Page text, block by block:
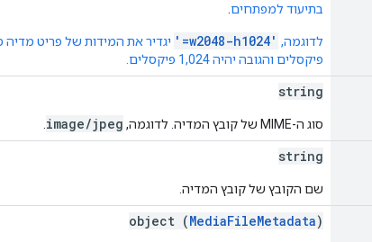
בתיעוד למפתחים
לדוגמה, '=w2048-h1024'
פיקסלים והגובה יהיה 1,024 פיקסלים.
string
סוג ה-MIME של קובץ המדיה. לדוגמה, image/jpeg
string
שם הקובץ של קובץ המדיה.
object (MediaFileMetadata)